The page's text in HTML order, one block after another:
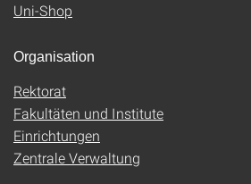
Uni-Shop
Organisation
Rektorat
Fakultäten und Institute
Einrichtungen
Zentrale Verwaltung